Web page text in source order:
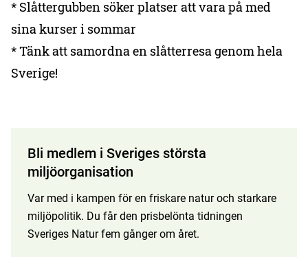
* Slåttergubben söker platser att vara på med
sina kurser i sommar
* Tänk att samordna en slåtterresa genom hela
Sverige!
Bli medlem i Sveriges största
miljöorganisation
Var med i kampen för en friskare natur och starkare
miljöpolitik. Du får den prisbelönta tidningen
Sveriges Natur fem gånger om året.